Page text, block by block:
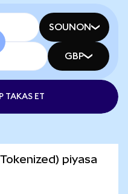
SOUNON
GBP
TAKAS ET
piyasa